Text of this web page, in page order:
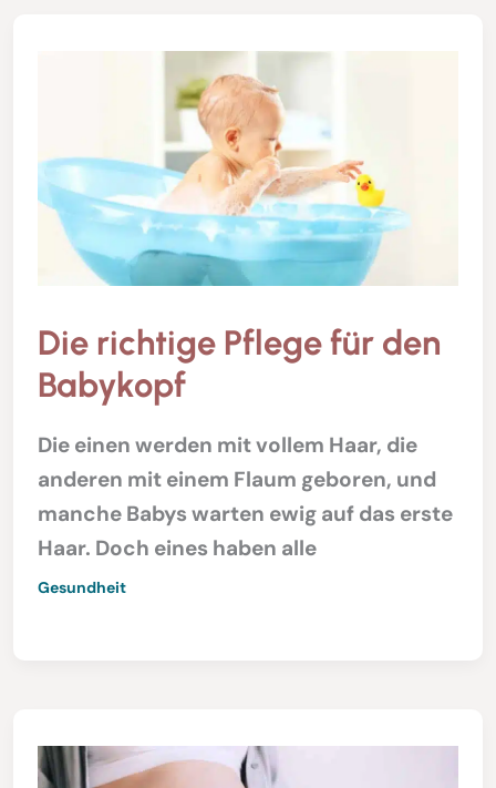
Die richtige Pflege für den
Babykopf
Die einen werden mit vollem Haar, die
anderen mit einem Flaum geboren, und
manche Babys warten ewig auf das erste
Haar. Doch eines haben alle
Gesundheit